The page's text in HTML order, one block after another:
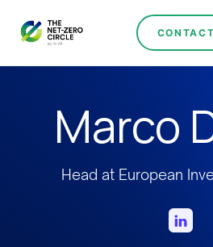
Marco
Head at European